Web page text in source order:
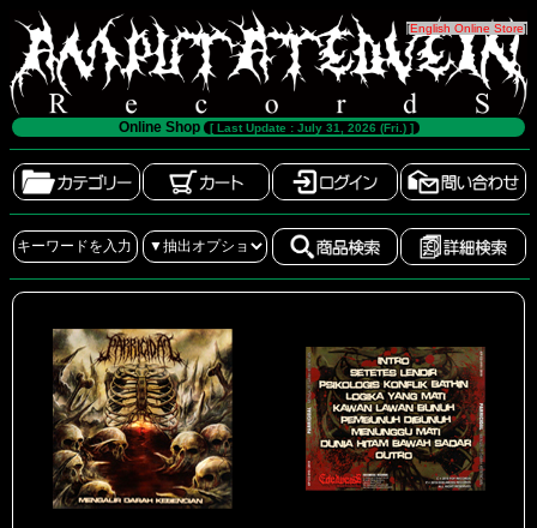
[English Online Store]
Online Shop [ Last Update : July 31, 2026 (Fri.) ]